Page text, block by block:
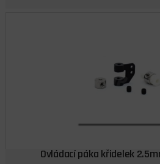
Ovládací páka křidelek